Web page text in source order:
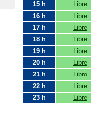
15 h
Libre
16 h
Libre
17 h
Libre
18 h
Libre
19 h
Libre
20 h
Libre
21 h
Libre
22 h
Libre
23 h
Libre